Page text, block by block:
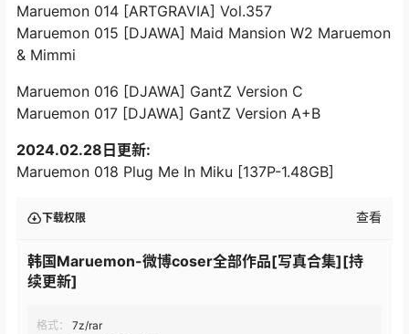
Maruemon 014 [ARTGRAVIA] Vol.357
Maruemon 015 [DJAWA] Maid Mansion W2 Maruemon
& Mimmi
Maruemon 016 [DJAWA] GantZ Version C
Maruemon 017 [DJAWA] GantZ Version A+B
2024.02.28日更新:
Maruemon 018 Plug Me In Miku [137P-1.48GB]
下载权限 查看
韩国Maruemon-微博coser全部作品[写真合集][持
续更新]
格式：
7z/rar